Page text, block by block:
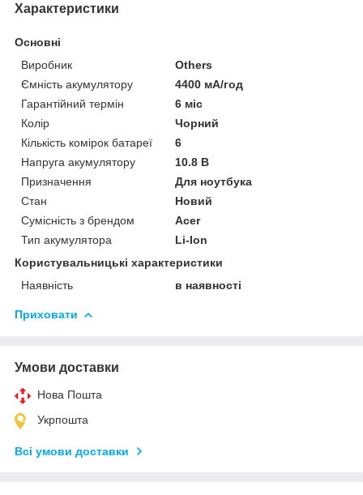
Характеристики
Основні
Виробник
Others
Ємність акумулятору
4400 мА/год
Гарантійний термін
6 міс
Колір
Чорний
Кількість комірок батареї
6
Напруга акумулятору
10.8 В
Призначення
Для ноутбука
Стан
Новий
Сумісність з брендом
Acer
Тип акумулятора
Li-Ion
Користувальницькі характеристики
Наявність
в наявності
Приховати
Умови доставки
Нова Пошта
Укрпошта
Всі умови доставки